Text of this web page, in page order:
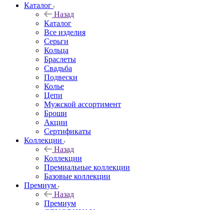
Каталог
Назад
Каталог
Все изделия
Серьги
Кольца
Браслеты
Свадьба
Подвески
Колье
Цепи
Мужской ассортимент
Броши
Акции
Сертификаты
Коллекции
Назад
Коллекции
Премиальные коллекции
Базовые коллекции
Премиум
Назад
Премиум